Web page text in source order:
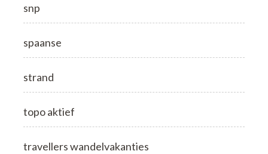
snp
spaanse
strand
topo aktief
travellers wandelvakanties